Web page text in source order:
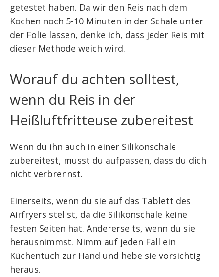
getestet haben. Da wir den Reis nach dem
Kochen noch 5-10 Minuten in der Schale unter
der Folie lassen, denke ich, dass jeder Reis mit
dieser Methode weich wird.
Worauf du achten solltest,
wenn du Reis in der
Heißluftfritteuse zubereitest
Wenn du ihn auch in einer Silikonschale
zubereitest, musst du aufpassen, dass du dich
nicht verbrennst.
Einerseits, wenn du sie auf das Tablett des
Airfryers stellst, da die Silikonschale keine
festen Seiten hat. Andererseits, wenn du sie
herausnimmst. Nimm auf jeden Fall ein
Küchentuch zur Hand und hebe sie vorsichtig
heraus.